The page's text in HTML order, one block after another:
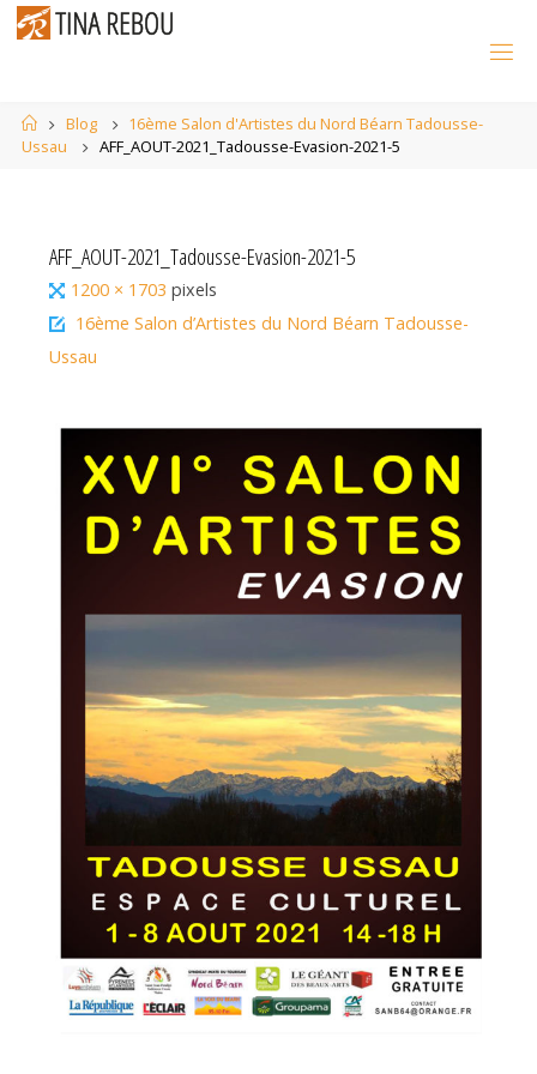
Skip
HomeBlog
16ème Salon d'Artistes du Nord Béarn Tadousse-
Ussau
AFF_AOUT-2021_Tadousse-Evasion-2021-5
AFF_AOUT-2021_Tadousse-Evasion-2021-5
Full
size
1200 × 1703pixels
16ème Salon d’Artistes du Nord Béarn Tadousse-
Ussau